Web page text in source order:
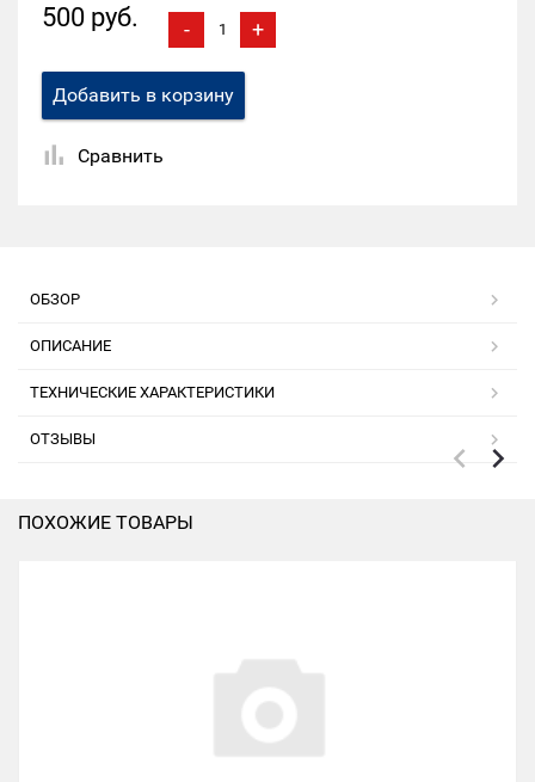
500 руб. - +
Добавить в корзину
Сравнить
ОБЗОР
ОПИСАНИЕ
ТЕХНИЧЕСКИЕ ХАРАКТЕРИСТИКИ
ОТЗЫВЫ
ПОХОЖИЕ ТОВАРЫ